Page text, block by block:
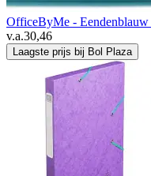
OfficeByMe - Eendenblauw
v.a.30,46
Laagste prijs bij Bol Plaza